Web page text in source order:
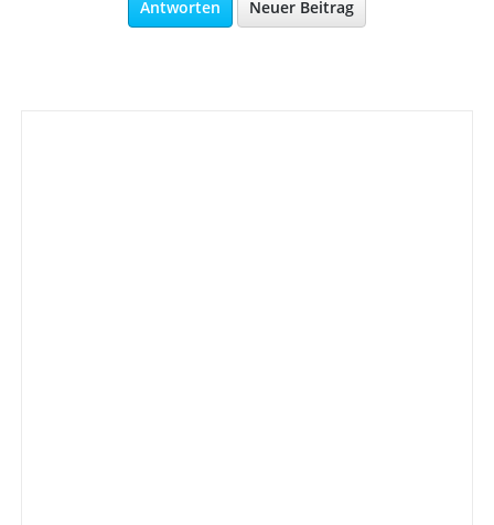
Antworten Neuer Beitrag